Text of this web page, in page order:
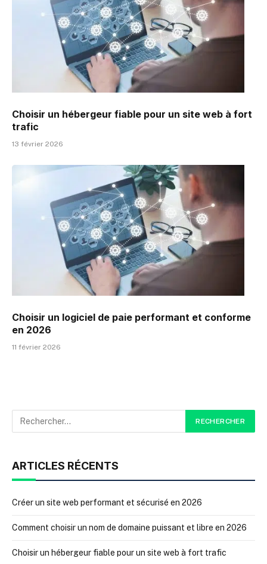
Choisir un hébergeur fiable pour un site web à fort
trafic
13 février 2026
Choisir un logiciel de paie performant et conforme
en 2026
11 février 2026
ARTICLES RÉCENTS
Créer un site web performant et sécurisé en 2026
Comment choisir un nom de domaine puissant et libre en 2026
Choisir un hébergeur fiable pour un site web à fort trafic